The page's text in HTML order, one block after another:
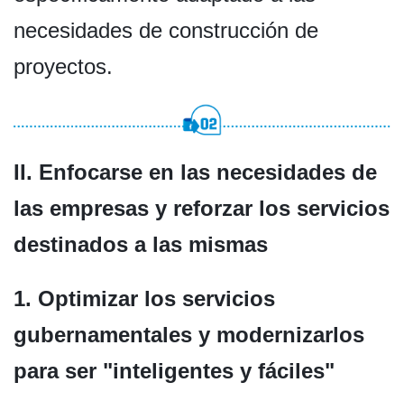
necesidades de construcción de
proyectos.
II. Enfocarse en las necesidades de
las empresas y reforzar los servicios
destinados a las mismas
1. Optimizar los servicios
gubernamentales y modernizarlos
para ser "inteligentes y fáciles"